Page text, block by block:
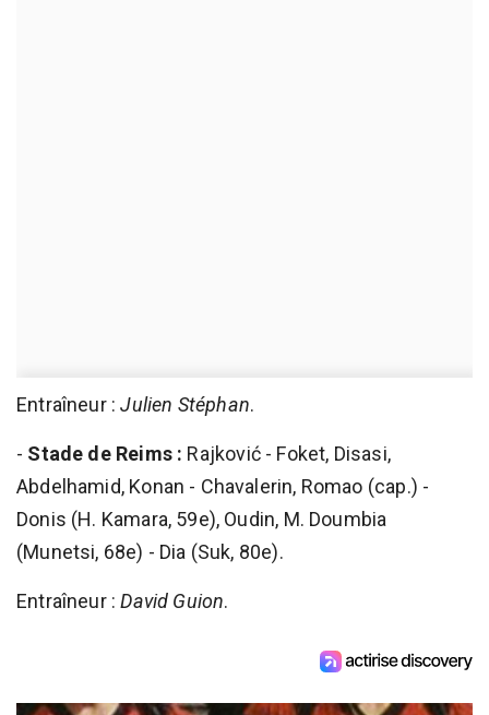
Entraîneur :Julien Stéphan.
- Stade de Reims : Rajković - Foket, Disasi,
Abdelhamid, Konan - Chavalerin, Romao (cap.) -
Donis (H. Kamara, 59e), Oudin, M. Doumbia
(Munetsi, 68e) - Dia (Suk, 80e).
Entraîneur :David Guion.